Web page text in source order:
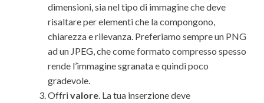
dimensioni, sia nel tipo di immagine che deve
risaltare per elementi che la compongono,
chiarezza e rilevanza. Preferiamo sempre un PNG
ad un JPEG, che come formato compresso spesso
rende l’immagine sgranata e quindi poco
gradevole.
Offrivalore. La tua inserzione deve